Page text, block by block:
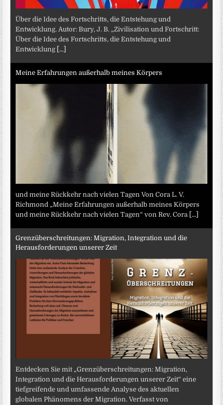
Über die Idee des Fortschritts, die Entstehung und
Entwicklung. Autor: Bury, J. B. „Zivilisation und Fortschritt:
Über die Idee des Fortschritts, die Entstehung und
Entwicklung [...]
Meine Erfahrungen außerhalb meines Körpers
und meine Rückkehr nach vielen Tagen Von Cora L. V.
Richmond „Meine Erfahrungen außerhalb meines Körpers
und meine Rückkehr nach vielen Tagen“ von Rev. Cora [...]
Grenzüberschreitungen: Migration, Integration und die
Herausforderungen unserer Zeit
Entdecken Sie mit „Grenzüberschreitungen: Migration,
Integration und die Herausforderungen unserer Zeit“ eine
tiefgreifende und umfassende Analyse des aktuellen
globalen Phänomens der Migration. Verfasst von